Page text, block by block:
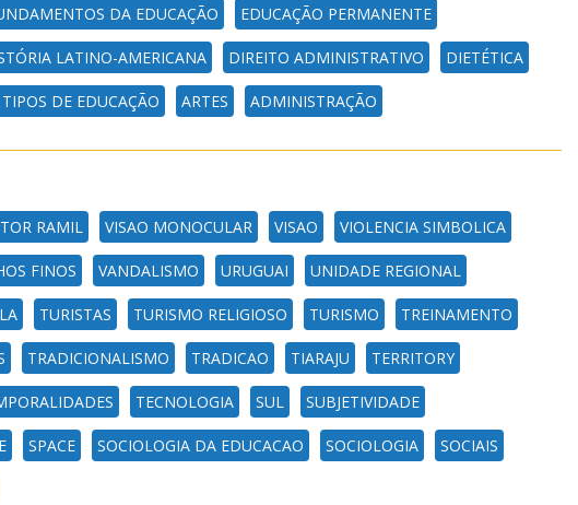
DA EDUCAÇÃO EDUCAÇÃO PERMANENTE
LATINO-AMERICANA DIREITO ADMINISTRATIVO DIETÉTICA
DE EDUCAÇÃO ARTES ADMINISTRAÇÃO
RAMIL VISAO MONOCULAR VISAO VIOLENCIA SIMBOLICA
FINOS VANDALISMO URUGUAI UNIDADE REGIONAL
TURISTAS TURISMO RELIGIOSO TURISMO TREINAMENTO
TRADICIONALISMO TRADICAO TIARAJU TERRITORY
TECNOLOGIA SUL SUBJETIVIDADE
SPACE SOCIOLOGIA DA EDUCACAO SOCIOLOGIA SOCIAIS